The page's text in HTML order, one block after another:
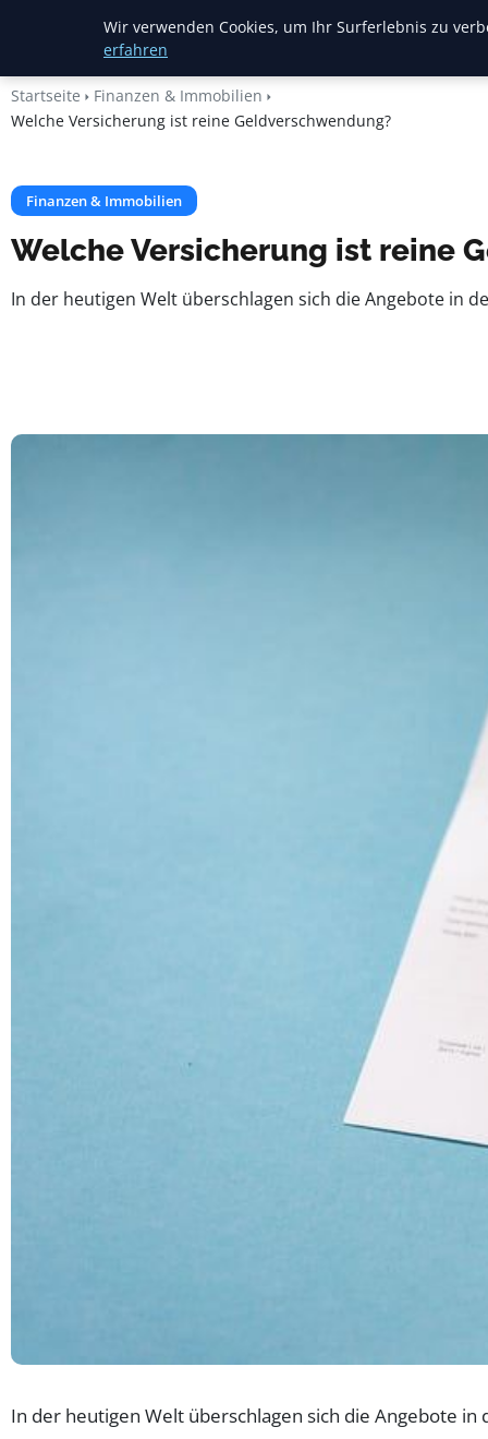
Heide Rundum
Startseite
Finanzen & Immobilien
Welche Versicherung ist reine Geldverschwendung?
Finanzen & Immobilien
Welche Versicherung ist reine
In der heutigen Welt überschlagen sich die Angebote in
In der heutigen Welt überschlagen sich die Angebote
Wir verwenden Cookies, um Ihr Surferlebnis zu
erfahren